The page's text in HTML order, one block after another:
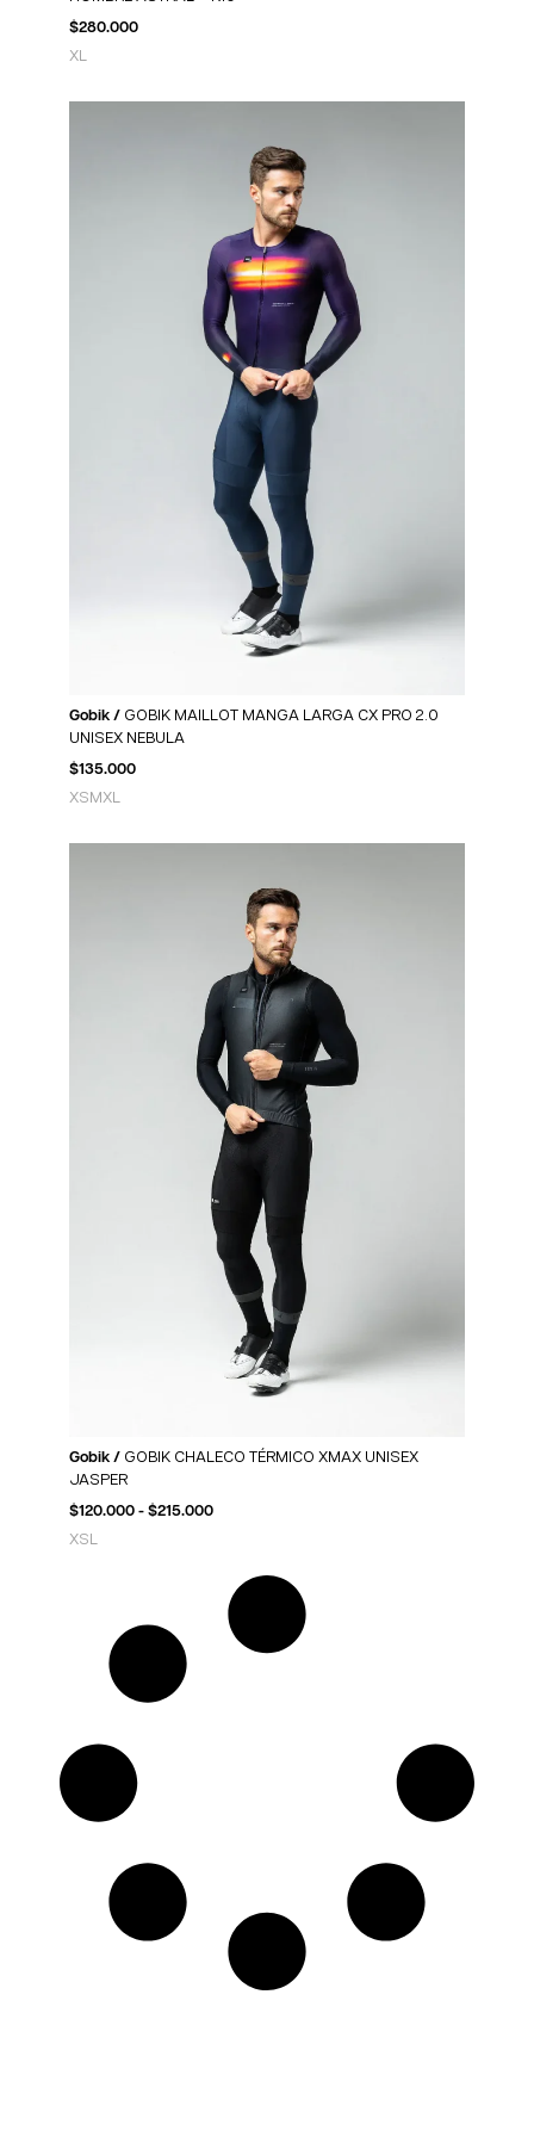
$280.000
XL
Gobik / GOBIK MAILLOT MANGA LARGA CX PRO 2.0
UNISEX NEBULA
$135.000
XS MXL
Gobik / GOBIK CHALECO TÉRMICO XMAX UNISEX
JASPER
$120.000 - $215.000
XS L